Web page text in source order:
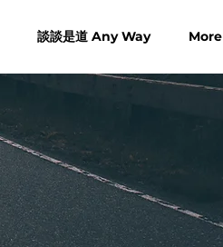
談談是道 Any Way More